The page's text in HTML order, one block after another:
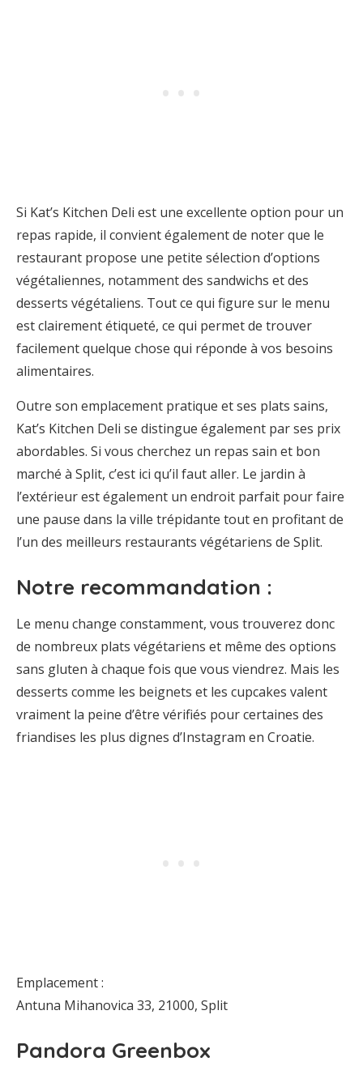
Si Kat’s Kitchen Deli est une excellente option pour un
repas rapide, il convient également de noter que le
restaurant propose une petite sélection d’options
végétaliennes, notamment des sandwichs et des
desserts végétaliens. Tout ce qui figure sur le menu
est clairement étiqueté, ce qui permet de trouver
facilement quelque chose qui réponde à vos besoins
alimentaires.
Outre son emplacement pratique et ses plats sains,
Kat’s Kitchen Deli se distingue également par ses prix
abordables. Si vous cherchez un repas sain et bon
marché à Split, c’est ici qu’il faut aller. Le jardin à
l’extérieur est également un endroit parfait pour faire
une pause dans la ville trépidante tout en profitant de
l’un des meilleurs restaurants végétariens de Split.
Notre recommandation :
Le menu change constamment, vous trouverez donc
de nombreux plats végétariens et même des options
sans gluten à chaque fois que vous viendrez. Mais les
desserts comme les beignets et les cupcakes valent
vraiment la peine d’être vérifiés pour certaines des
friandises les plus dignes d’Instagram en Croatie.
Emplacement :
Antuna Mihanovica 33, 21000, Split
Pandora Greenbox